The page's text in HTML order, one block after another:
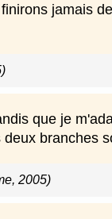
jamais
que je
branches
2005)